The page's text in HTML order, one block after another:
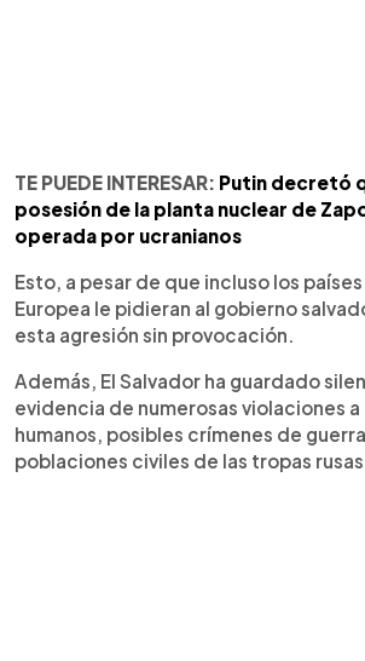
TE PUEDE INTERESAR: Putin decretó
posesión de la planta nuclear de
operada por ucranianos
Esto, a pesar de que incluso los
Europea le pidieran al gobierno
esta agresión sin provocación.
Además, El Salvador ha guardado
evidencia de numerosas violaciones
humanos, posibles crímenes de
poblaciones civiles de las tropas rusas.